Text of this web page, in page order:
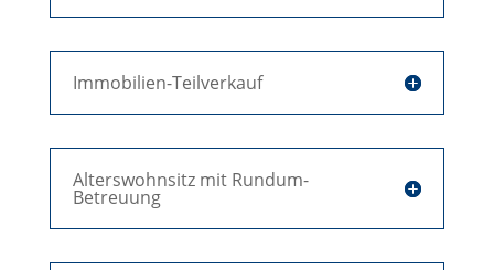
Immobilien-Teilverkauf
Alterswohnsitz mit Rundum-
Betreuung